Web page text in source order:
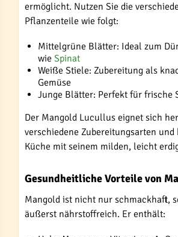
ermöglicht. Nutzen Sie die
Pflanzenteile wie folgt:
Mittelgrüne Blätter: Ideal zum
wie Spinat
Weiße Stiele: Zubereitung als
Gemüse
Junge Blätter: Perfekt für frische
Der Mangold Lucullus eignet sich
verschiedene Zubereitungsarten
Küche mit seinem milden, leicht
Gesundheitliche Vorteile von
Mangold ist nicht nur schmackhaft,
äußerst nährstoffreich. Er enthält: